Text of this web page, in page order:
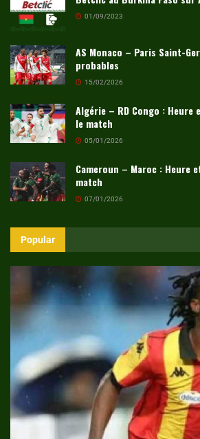
01/09/2023
AS Monaco – Paris Saint-
probables
15/02/2026
Algérie – RD Congo :
le match
05/01/2026
Cameroun – Maroc : Heure
match
07/01/2026
Popular